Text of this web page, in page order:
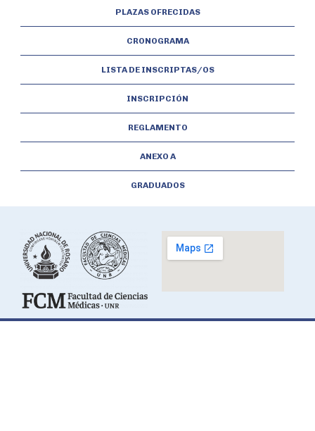
PLAZAS OFRECIDAS
CRONOGRAMA
LISTA DE INSCRIPTAS/OS
INSCRIPCIÓN
REGLAMENTO
ANEXO A
GRADUADOS
© 2026 FCM - Todos los derechos reservados